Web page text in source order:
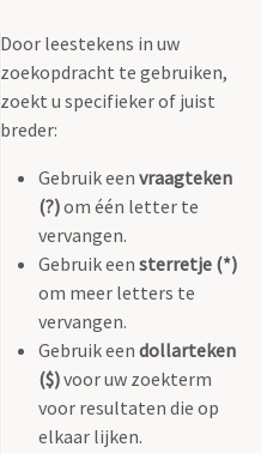
Door leestekens in uw
zoekopdracht te gebruiken,
zoekt u specifieker of juist
breder:
Gebruik een vraagteken
(?)om één letter te
vervangen.
Gebruik een sterretje (*)
om meer letters te
vervangen.
Gebruik een dollarteken
($)voor uw zoekterm
voor resultaten die op
elkaar lijken.